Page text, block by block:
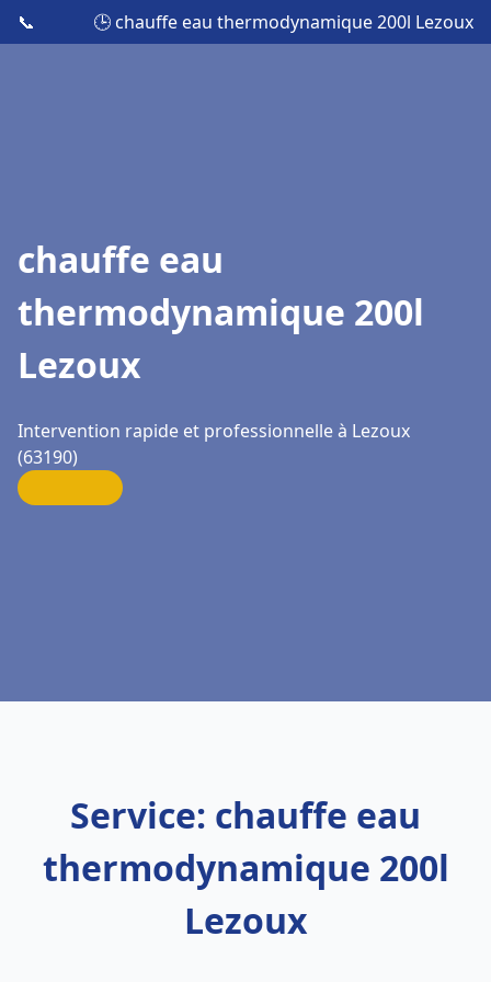
📞 🕒 chauffe eau thermodynamique 200l Lezoux
chauffe eau
thermodynamique 200l
Lezoux
Intervention rapide et professionnelle à Lezoux
(63190)
Service: chauffe eau
thermodynamique 200l
Lezoux